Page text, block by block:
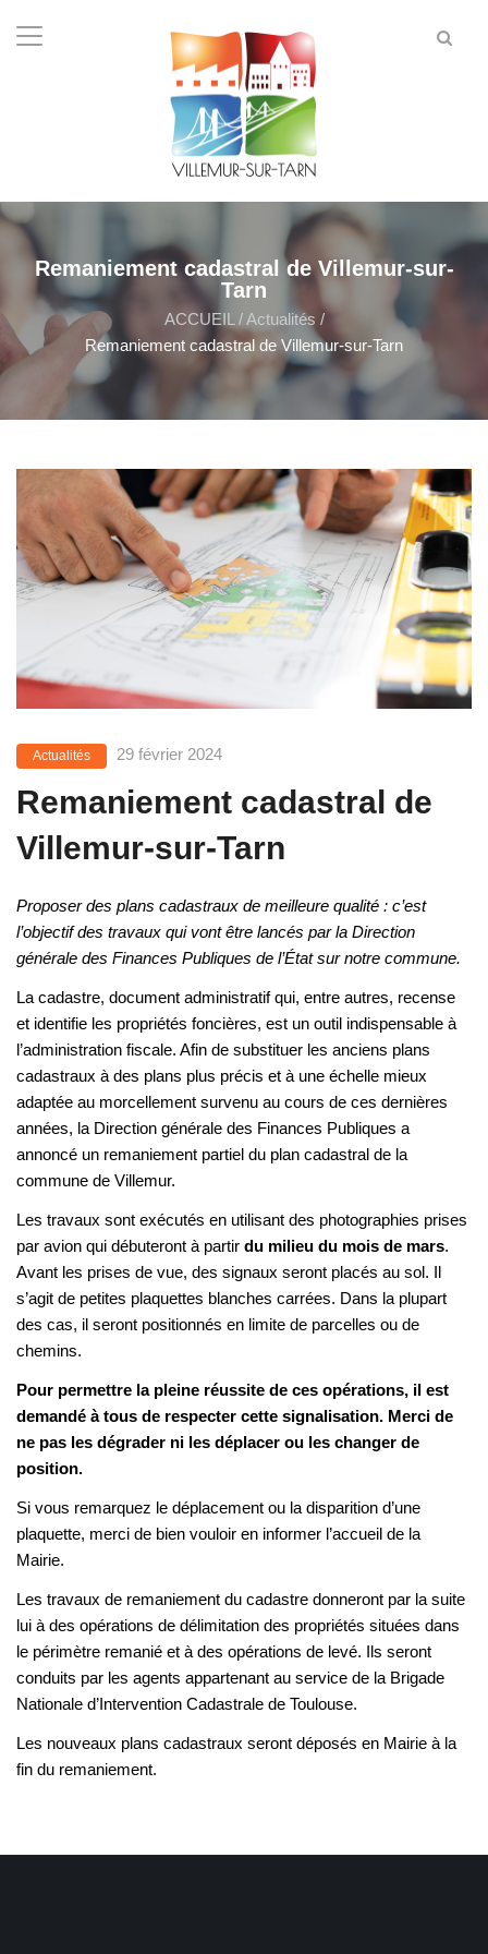
Remaniement cadastral de Villemur-sur-
Tarn
ACCUEIL / Actualités /
Remaniement cadastral de Villemur-sur-Tarn
Actualités 29 février 2024
Remaniement cadastral de
Villemur-sur-Tarn
Proposer des plans cadastraux de meilleure qualité : c’est
l’objectif des travaux qui vont être lancés par la Direction
générale des Finances Publiques de l’État sur notre commune.
La cadastre, document administratif qui, entre autres, recense
et identifie les propriétés foncières, est un outil indispensable à
l’administration fiscale. Afin de substituer les anciens plans
cadastraux à des plans plus précis et à une échelle mieux
adaptée au morcellement survenu au cours de ces dernières
années, la Direction générale des Finances Publiques a
annoncé un remaniement partiel du plan cadastral de la
commune de Villemur.
Les travaux sont exécutés en utilisant des photographies prises
par avion qui débuteront à partir du milieu du mois de mars.
Avant les prises de vue, des signaux seront placés au sol. Il
s’agit de petites plaquettes blanches carrées. Dans la plupart
des cas, il seront positionnés en limite de parcelles ou de
chemins.
Pour permettre la pleine réussite de ces opérations, il est
demandé à tous de respecter cette signalisation. Merci de
ne pas les dégrader ni les déplacer ou les changer de
position.
Si vous remarquez le déplacement ou la disparition d’une
plaquette, merci de bien vouloir en informer l’accueil de la
Mairie.
Les travaux de remaniement du cadastre donneront par la suite
lui à des opérations de délimitation des propriétés situées dans
le périmètre remanié et à des opérations de levé. Ils seront
conduits par les agents appartenant au service de la Brigade
Nationale d’Intervention Cadastrale de Toulouse.
Les nouveaux plans cadastraux seront déposés en Mairie à la
fin du remaniement.